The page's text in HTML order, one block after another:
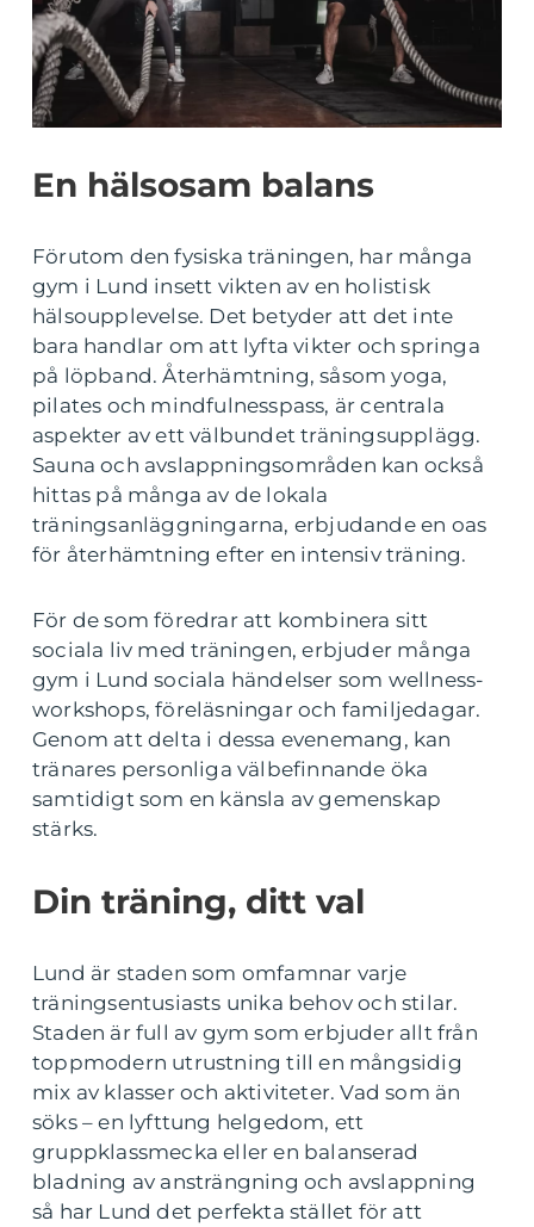
En hälsosam balans
Förutom den fysiska träningen, har många
gym i Lund insett vikten av en holistisk
hälsoupplevelse. Det betyder att det inte
bara handlar om att lyfta vikter och springa
på löpband. Återhämtning, såsom yoga,
pilates och mindfulnesspass, är centrala
aspekter av ett välbundet träningsupplägg.
Sauna och avslappningsområden kan också
hittas på många av de lokala
träningsanläggningarna, erbjudande en oas
för återhämtning efter en intensiv träning.
För de som föredrar att kombinera sitt
sociala liv med träningen, erbjuder många
gym i Lund sociala händelser som wellness-
workshops, föreläsningar och familjedagar.
Genom att delta i dessa evenemang, kan
tränares personliga välbefinnande öka
samtidigt som en känsla av gemenskap
stärks.
Din träning, ditt val
Lund är staden som omfamnar varje
träningsentusiasts unika behov och stilar.
Staden är full av gym som erbjuder allt från
toppmodern utrustning till en mångsidig
mix av klasser och aktiviteter. Vad som än
söks – en lyfttung helgedom, ett
gruppklassmecka eller en balanserad
bladning av ansträngning och avslappning
så har Lund det perfekta stället för att